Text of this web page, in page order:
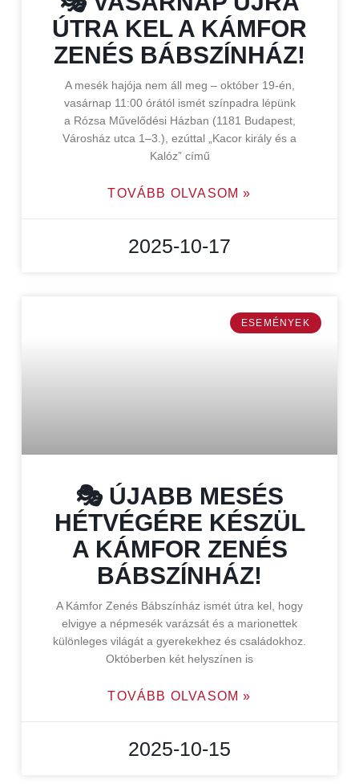
ÚTRA KEL A KÁMFOR
ZENÉS BÁBSZÍNHÁZ!
A mesék hajója nem áll meg – október 19-én,
vasárnap 11:00 órától ismét színpadra lépünk
a Rózsa Művelődési Házban (1181 Budapest,
Városház utca 1–3.), ezúttal „Kacor király és a
Kalóz” című
TOVÁBB OLVASOM »
2025-10-17
ESEMÉNYEK
🎭 ÚJABB MESÉS
HÉTVÉGÉRE KÉSZÜL
A KÁMFOR ZENÉS
BÁBSZÍNHÁZ!
A Kámfor Zenés Bábszínház ismét útra kel, hogy
elvigye a népmesék varázsát és a marionettek
különleges világát a gyerekekhez és családokhoz.
Októberben két helyszínen is
TOVÁBB OLVASOM »
2025-10-15